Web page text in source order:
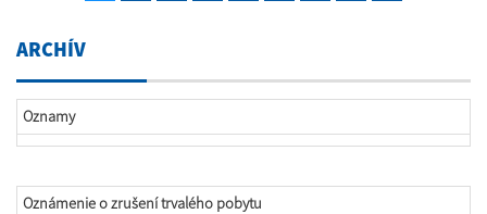
ARCHÍV
Oznamy
Oznámenie o zrušení trvalého pobytu